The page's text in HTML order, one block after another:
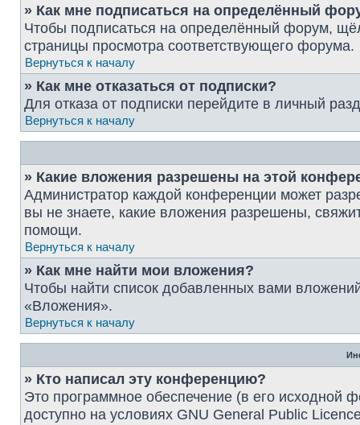
» Как мне подписаться на определённый
Чтобы подписаться на определённый форум,
страницы просмотра соответствующего форума.
Вернуться к началу
» Как мне отказаться от подписки?
Для отказа от подписки перейдите в личный
Вернуться к началу
» Какие вложения разрешены на этой
Администратор каждой конференции может
вы не знаете, какие вложения разрешены,
помощи.
Вернуться к началу
» Как мне найти мои вложения?
Чтобы найти список добавленных вами
«Вложения».
Вернуться к началу
» Кто написал эту конференцию?
Это программное обеспечение (в его исходной
доступно на условиях GNU General Public